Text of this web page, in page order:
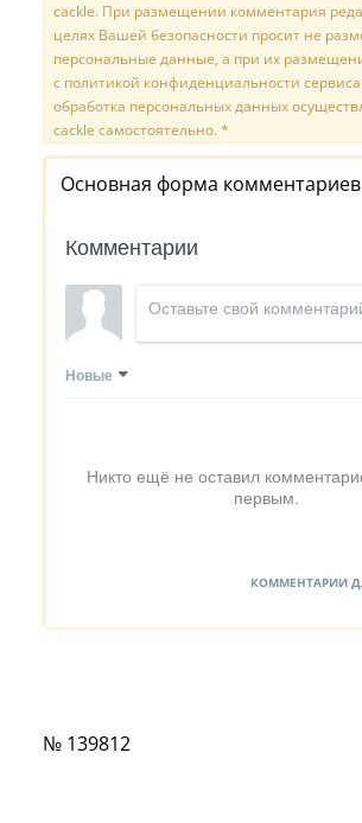
cackle. При размещении комментария
целях Вашей безопасности просит не
персональные данные, а при их
с политикой конфиденциальности сервиса
обработка персональных данных
cackle самостоятельно. *
Основная форма комментариев
Комментарии
Новые
Никто ещё не оставил
первым.
КОММЕНТАРИИ
№ 139812